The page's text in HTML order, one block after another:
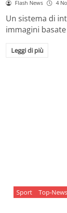
Flash News 4
Un sistema di
immagini
Leggi di più
Sport Top-News